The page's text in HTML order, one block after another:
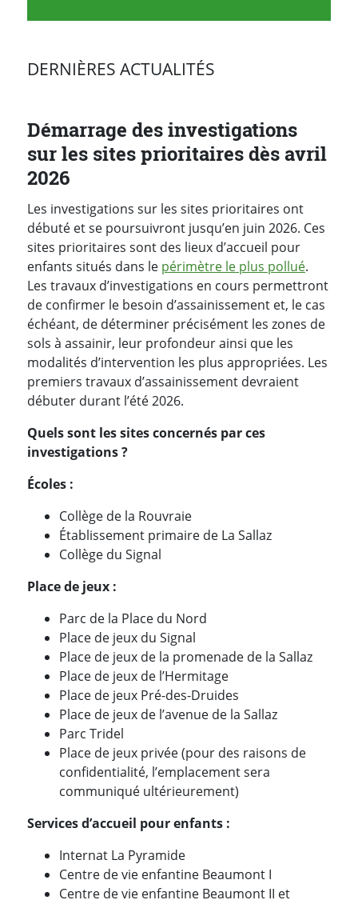
DERNIÈRES ACTUALITÉS
Démarrage des investigations
sur les sites prioritaires dès avril
2026
Les investigations sur les sites prioritaires ont
débuté et se poursuivront jusqu’en juin 2026. Ces
sites prioritaires sont des lieux d’accueil pour
enfants situés dans le périmètre le plus pollué.
Les travaux d’investigations en cours permettront
de confirmer le besoin d’assainissement et, le cas
échéant, de déterminer précisément les zones de
sols à assainir, leur profondeur ainsi que les
modalités d’intervention les plus appropriées. Les
premiers travaux d’assainissement devraient
débuter durant l’été 2026.
Quels sont les sites concernés par ces
investigations ?
Écoles :
Collège de la Rouvraie
Établissement primaire de La Sallaz
Collège du Signal
Place de jeux :
Parc de la Place du Nord
Place de jeux du Signal
Place de jeux de la promenade de la Sallaz
Place de jeux de l’Hermitage
Place de jeux Pré-des-Druides
Place de jeux de l’avenue de la Sallaz
Parc Tridel
Place de jeux privée (pour des raisons de
confidentialité, l’emplacement sera
communiqué ultérieurement)
Services d’accueil pour enfants :
Internat La Pyramide
Centre de vie enfantine Beaumont I
Centre de vie enfantine Beaumont II et